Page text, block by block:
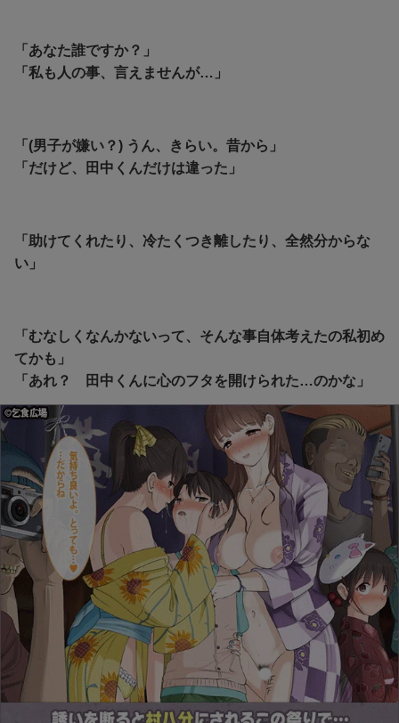
「あなた誰ですか？」
「私も人の事、言えませんが…」
「(男子が嫌い？) うん、きらい。昔から」
「だけど、田中くんだけは違った」
「助けてくれたり、冷たくつき離したり、全然分からな
い」
「むなしくなんかないって、そんな事自体考えたの私初め
てかも」
「あれ？ 田中くんに心のフタを開けられた…のかな」